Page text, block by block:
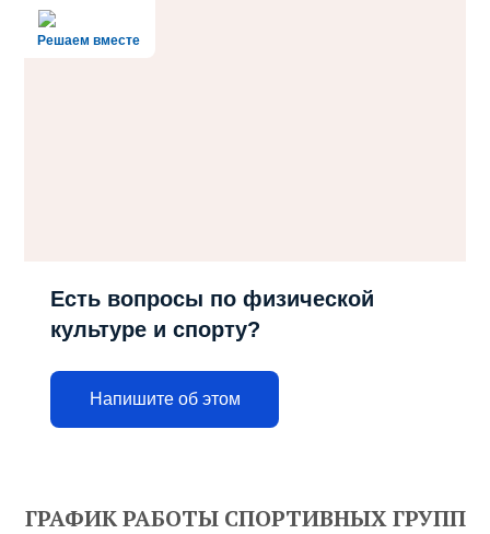
Решаем вместе
Есть вопросы по физической
культуре и спорту?
Напишите об этом
ГРАФИК РАБОТЫ СПОРТИВНЫХ ГРУПП